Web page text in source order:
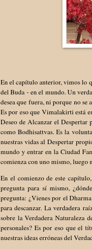
En el capítulo anterior, vimos lo
del Buda - en el mundo. Un
desea que fuera, ni porque no se
Es por eso que Vimalakirti está
Deseo de Alcanzar el Despertar
como Bodhisattvas. Es la
nuestras vidas al Despertar
mundo y entrar en la Ciudad
comienza con uno mismo, luego
En el comienzo de este
pregunta para sí mismo,
pregunta: ¿Vienes por el
para descanzar. La verdadera
sobre la Verdadera Naturaleza
personales? Es por eso que el
nuestras ideas erróneas del